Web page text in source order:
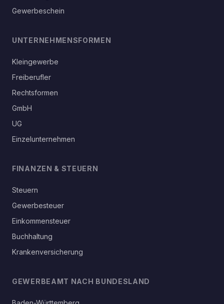
Gewerbeschein
UNTERNEHMENSFORMEN
Kleingewerbe
Freiberufler
Rechtsformen
GmbH
UG
Einzelunternehmen
FINANZEN & STEUERN
Steuern
Gewerbesteuer
Einkommensteuer
Buchhaltung
Krankenversicherung
GEWERBEAMT NACH BUNDESLAND